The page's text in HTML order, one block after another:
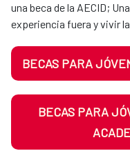
una beca de la AECID;
experiencia fuera y vivir
BECAS PARA
BECAS PARA